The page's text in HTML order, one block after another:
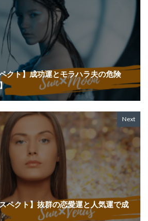
クト】成功運とモラハラ夫の危険
Next
ペクト】抜群の恋愛運と人気運で成